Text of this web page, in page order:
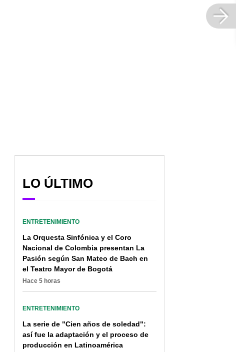
Juliette Pardau confesó
sus ojos: “Como si me
hubieran quemado”
LO ÚLTIMO
ENTRETENIMIENTO
La Orquesta Sinfónica y el Coro
Nacional de Colombia presentan La
Pasión según San Mateo de Bach en
el Teatro Mayor de Bogotá
Hace 5 horas
ENTRETENIMIENTO
La serie de "Cien años de soledad":
así fue la adaptación y el proceso de
producción en Latinoamérica